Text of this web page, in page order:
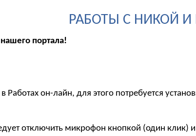
РАБОТЫ С НИКОЙ
портала!
Работах он-лайн, для этого потребуется
отключить микрофон кнопкой (один